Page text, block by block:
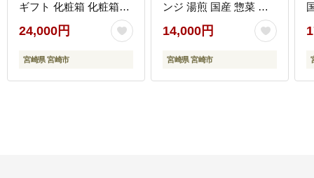
ギフト 化粧箱 化粧箱入
り 小分け パック 冷凍
24,000円
宮崎県 宮崎市
ンジ 湯煎 国産 惣菜 贈
り物 ギフト 小分け パッ
ク 人気 鰻のタレ
14,000円
宮崎県 宮崎市